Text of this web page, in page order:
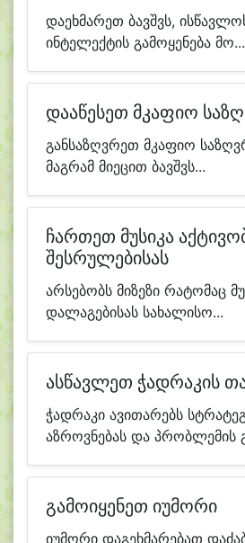
დაეხმარეთ ბავშვს,
ინტელექტის გამოყენება მო...
დააწესეთ მკაფიო
განსაზღვრეთ მკაფიო
მაგრამ მიეცით ბავშვს...
ჩართეთ მუსიკა
შესრულებისას
არსებობს მიზეზი რატომაც
დალაგებისას სახალისო...
ასწავლეთ ჭადრაკის
ჭადრაკი ავითარებს
აზროვნებას და პრობლემის
გამოიყენეთ იუმორი
იუმორი დაგეხმარებათ